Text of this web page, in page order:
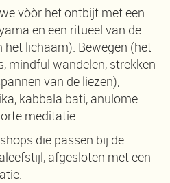
vòòr het ontbijt met een
en een ritueel van de
het lichaam). Bewegen (het
mindful wandelen, strekken
van de liezen),
kabbala bati, anulome
meditatie.
die passen bij de
afgesloten met een